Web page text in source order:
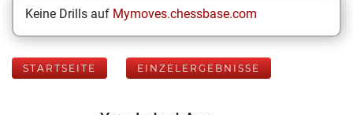
Keine Drills auf Mymoves.chessbase.com
STARTSEITE EINZELERGEBNISSE